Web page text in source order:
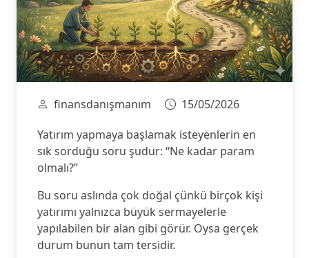
finansdanışmanım
15/05/2026
Yatırım yapmaya başlamak isteyenlerin en
sık sorduğu soru şudur: “Ne kadar param
olmalı?”
Bu soru aslında çok doğal çünkü birçok kişi
yatırımı yalnızca büyük sermayelerle
yapılabilen bir alan gibi görür. Oysa gerçek
durum bunun tam tersidir.